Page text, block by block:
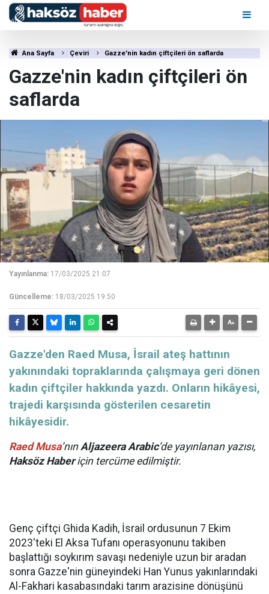
Ana Sayfa Çeviri Gazze'nin kadın çiftçileri ön saflarda
Gazze'nin kadın çiftçileri ön
saflarda
Yayınlanma: 17/03/2025 21:07
Güncelleme: 18/03/2025 19:50
Gazze'den Raed Musa, İsrail ateş hattının
yakınındaki topraklarında çalışmaya geri dönen
kadın çiftçiler hakkında yazdı. Onların hikâyesi,
trajedi karşısında gösterilen cesaretin
hikâyesidir.
Raed Musa’nınAljazeera Arabic’de yayınlanan yazısı,
Haksöz Haberiçin tercüme edilmiştir.
Genç çiftçi Ghida Kadih, İsrail ordusunun 7 Ekim
2023'teki El Aksa Tufanı operasyonunu takiben
başlattığı soykırım savaşı nedeniyle uzun bir aradan
sonra Gazze'nin güneyindeki Han Yunus yakınlarındaki
Al-Fakhari kasabasındaki tarım arazisine dönüşünü